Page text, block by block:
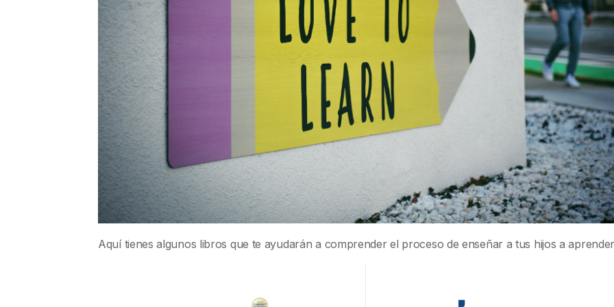
Aquí tienes algunos libros que te ayudarán a comprender el proceso de enseñar a tus hijos a